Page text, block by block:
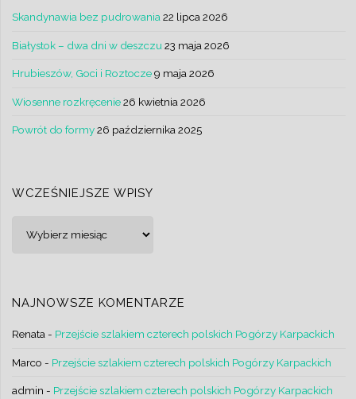
Skandynawia bez pudrowania 22 lipca 2026
Białystok – dwa dni w deszczu 23 maja 2026
Hrubieszów, Goci i Roztocze 9 maja 2026
Wiosenne rozkręcenie 26 kwietnia 2026
Powrót do formy 26 października 2025
WCZEŚNIEJSZE WPISY
wpisy
NAJNOWSZE KOMENTARZE
Renata - Przejście szlakiem czterech polskich Pogórzy Karpackich
Marco - Przejście szlakiem czterech polskich Pogórzy Karpackich
admin - Przejście szlakiem czterech polskich Pogórzy Karpackich